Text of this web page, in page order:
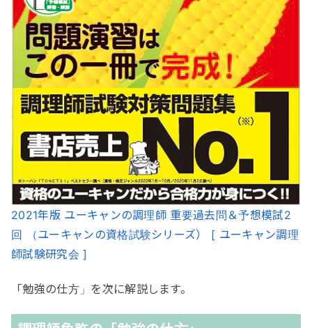
2021年版 ユーキャンの調理師 重要過去問＆予想模試2
回 （ユーキャンの資格試験シリーズ） [ ユーキャン調理
師試験研究会 ]
「勉強の仕方」を次に解説します。